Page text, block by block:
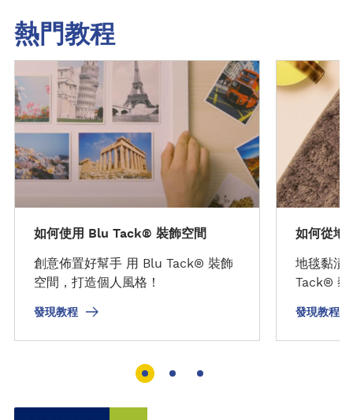
熱門教程
現
教
程
如何使用 Blu Tack® 裝飾空間
創意佈置好幫手 用 Blu Tack® 裝飾
空間，打造個人風格！
發現教程
發
現
如何從地
地毯黏漬
Tack® 黏
發現教程